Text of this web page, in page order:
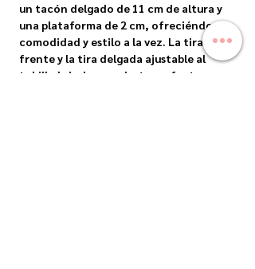
un tacón delgado de 11 cm de altura y
una plataforma de 2 cm, ofreciéndote
comodidad y estilo a la vez. La tira en
frente y la tira delgada ajustable al
tobillo brindan un ajuste perfecto y un